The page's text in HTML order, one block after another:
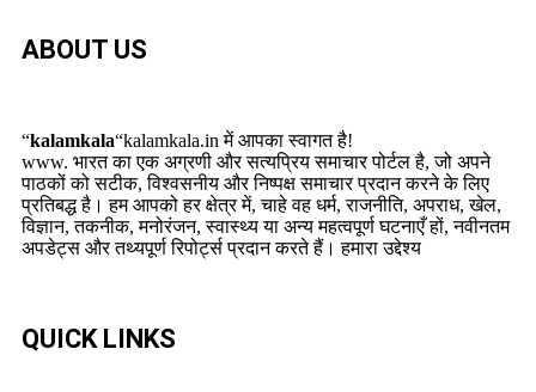
ABOUT US
“kalamkala“kalamkala.in में आपका स्वागत है!
www. भारत का एक अग्रणी और सत्यप्रिय समाचार पोर्टल है, जो अपने
पाठकों को सटीक, विश्वसनीय और निष्पक्ष समाचार प्रदान करने के लिए
प्रतिबद्ध है। हम आपको हर क्षेत्र में, चाहे वह धर्म, राजनीति, अपराध, खेल,
विज्ञान, तकनीक, मनोरंजन, स्वास्थ्य या अन्य महत्वपूर्ण घटनाएँ हों, नवीनतम
अपडेट्स और तथ्यपूर्ण रिपोर्ट्स प्रदान करते हैं। हमारा उद्देश्य
QUICK LINKS